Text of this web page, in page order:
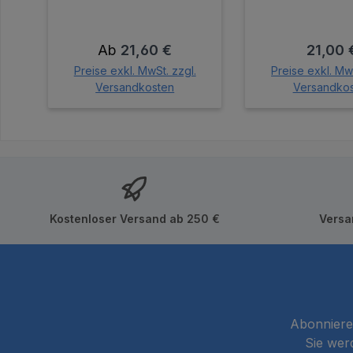
Regulärer Preis:
Ab 21,60 €
Preise exkl. MwSt. zzgl.
Versandkosten
21,00
Preise exkl.
Kostenloser Versand ab 250 €
Sie